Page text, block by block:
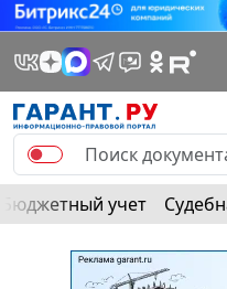
Бюджетный учет